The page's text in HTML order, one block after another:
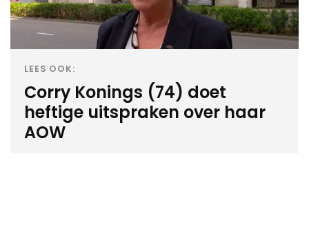
LEES OOK:
Corry Konings (74) doet
heftige uitspraken over haar
AOW